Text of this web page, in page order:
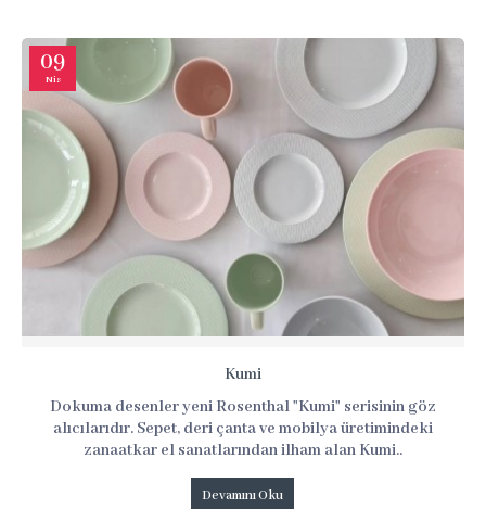
09
Nis
Kumi
Dokuma desenler yeni Rosenthal "Kumi" serisinin göz
alıcılarıdır. Sepet, deri çanta ve mobilya üretimindeki
zanaatkar el sanatlarından ilham alan Kumi..
Devamını Oku